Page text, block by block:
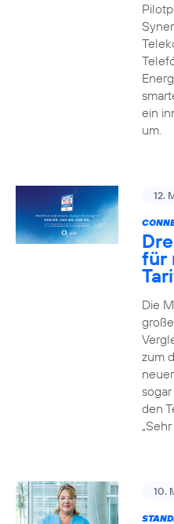
ein
um.
12.
für
Die
zum
den
10.